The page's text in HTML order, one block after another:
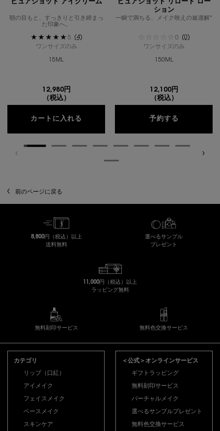
ピュアショット アイクリーム
朝の目もと、すっきりと引き締まっ
た印象へ。​
5
(4)
ワンサイズのみ
15ML
12,980円
（税込）
カートに入れる ピュアショット アイクリーム
ピュアショット リロード ロー
ション
一瞬で満ちる、メイク映えの最適解*
0
(0)
ワンサイズのみ
150ML
12,100円
（税込）
予約する
前のページに戻る
8,800円（税込）以上
送料無料
選べるサンプル
プレゼント
11,000円（税込）以上
ラッピング無料
無料刻印サービス 無料色交換サービス
カテゴリ
リップ（口紅）
アイメイク
フェイスメイク
ベースメイク
スキンケア
＜公式＞オンラインサービス
ギフトラッピング
無料刻印サービス
バーチャルメイク
選べるサンプルプレゼント
無料色交換サービス